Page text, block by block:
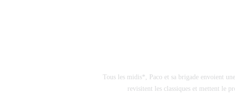
Tous les midis*, Paco et sa brigade envoient
revisitent les classiques et mettent le